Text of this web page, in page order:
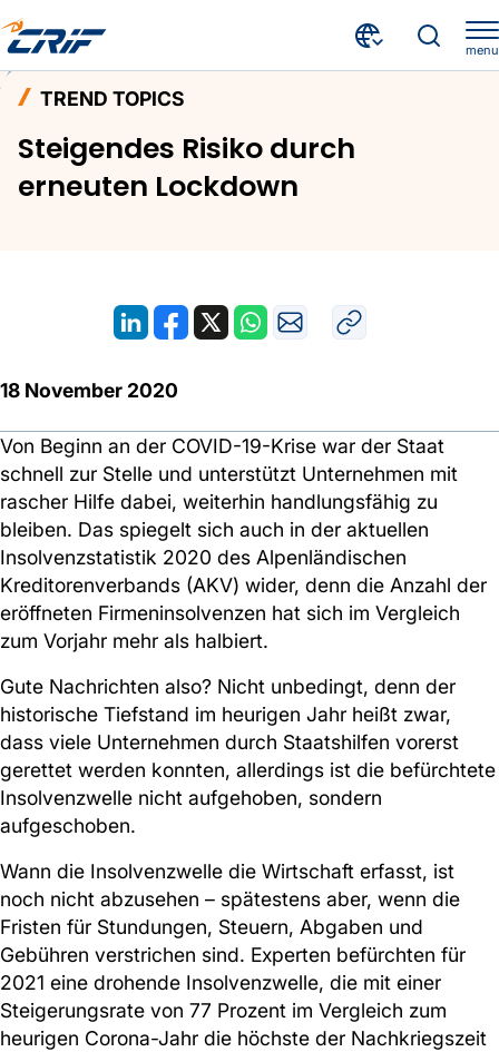
menu
TREND TOPICS
Steigendes Risiko durch
erneuten Lockdown
18 November 2020
Von Beginn an der COVID-19-Krise war der Staat
schnell zur Stelle und unterstützt Unternehmen mit
rascher Hilfe dabei, weiterhin handlungsfähig zu
bleiben. Das spiegelt sich auch in der aktuellen
Insolvenzstatistik 2020 des Alpenländischen
Kreditorenverbands (AKV) wider, denn die Anzahl der
eröffneten Firmeninsolvenzen hat sich im Vergleich
zum Vorjahr mehr als halbiert.
Gute Nachrichten also? Nicht unbedingt, denn der
historische Tiefstand im heurigen Jahr heißt zwar,
dass viele Unternehmen durch Staatshilfen vorerst
gerettet werden konnten, allerdings ist die befürchtete
Insolvenzwelle nicht aufgehoben, sondern
aufgeschoben.
Wann die Insolvenzwelle die Wirtschaft erfasst, ist
noch nicht abzusehen – spätestens aber, wenn die
Fristen für Stundungen, Steuern, Abgaben und
Gebühren verstrichen sind. Experten befürchten für
2021 eine drohende Insolvenzwelle, die mit einer
Steigerungsrate von 77 Prozent im Vergleich zum
heurigen Corona-Jahr die höchste der Nachkriegszeit